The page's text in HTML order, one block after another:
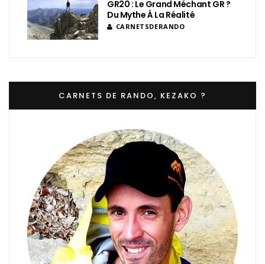
GR20 : Le Grand Méchant GR ?
Du Mythe À La Réalité
CARNETSDERANDO
CARNETS DE RANDO, KEZAKO ?